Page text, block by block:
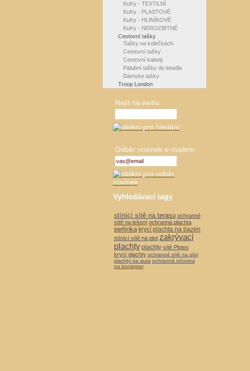
Kufry - TEXTILNÍ
Kufry - PLASTOVÉ
Kufry - HLINÍKOVÉ
Kufry - NEROZBITNÉ
Cestovní tašky
Tašky na kolečkách
Cestovní tašky
Cestovní kabely
Palubní tašky do letadla
Dámske tašky
Troop London
Najít na webu
Odběr novinek e-mailem
Vyhledávací tagy
stínící sítě na terasu ochranné
sítě na lešení ochranná plachta
perlinka krycí plachta na bazén
stínící sítě na plot zakrývací
plachty plachty sítě Plotes
krycí plachty ochranné sítě na plot
plachty na auta ochranná síťovina
na kontejner